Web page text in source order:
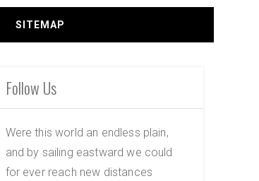
SITEMAP
Follow Us
Were this world an endless plain,
and by sailing eastward we could
for ever reach new distances